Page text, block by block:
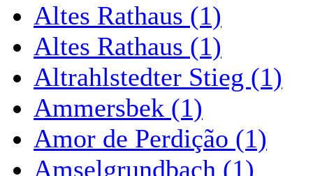
Altes Rathaus (1)
Altes Rathaus (1)
Altrahlstedter Stieg (1)
Ammersbek (1)
Amor de Perdição (1)
Amselgrundbach (1)